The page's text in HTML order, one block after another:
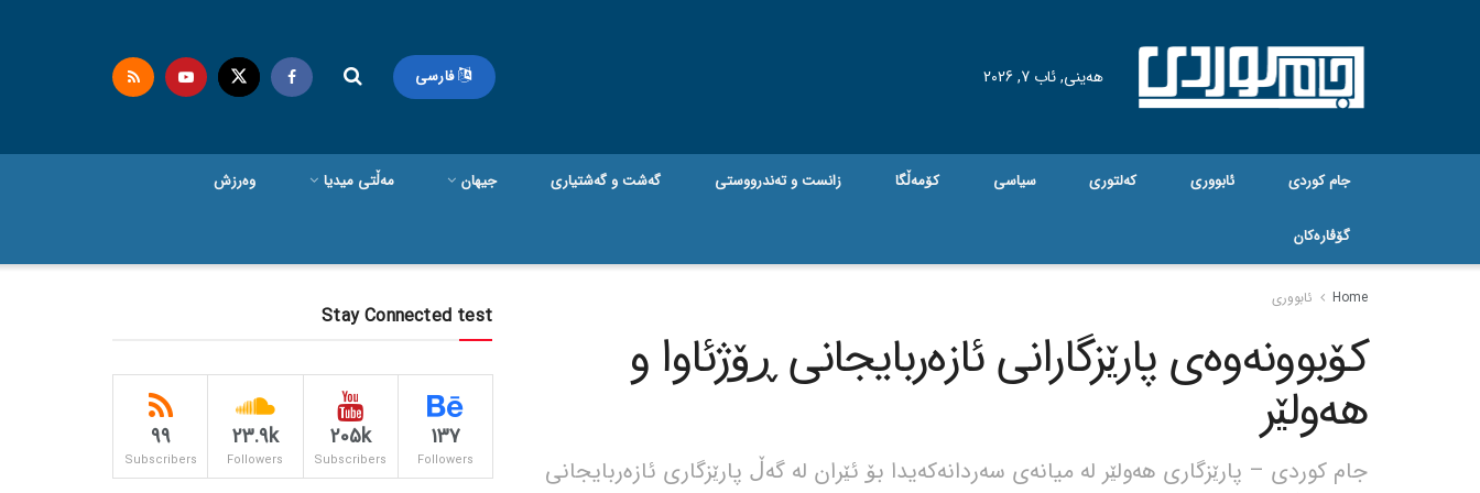
هه‌ینی, ئاب 7, 2026 فارسی
جام کوردی ئابووری کەلتوری سیاسی کۆمەڵگا زانست و تەندرووستی گه‌شت و گه‌شتیاری جیهان مەڵتی میدیا وەرزش
گۆڤاره‌کان
Home ئابووری
کۆبوونەوەی پارێزگارانی ئازەربایجانی ڕۆژئاوا و
هەولێر
جام کوردی – پارێزگاری هەولێر لە میانەی سەردانەکەیدا بۆ ئێران لە گەڵ پارێزگاری ئازەربایجانی
Stay Connected test
137
Followers
205k
Subscribers
23.9k
Followers
99
Subscribers